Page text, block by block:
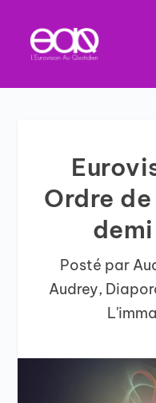
Ordre
Posté par
Audrey,